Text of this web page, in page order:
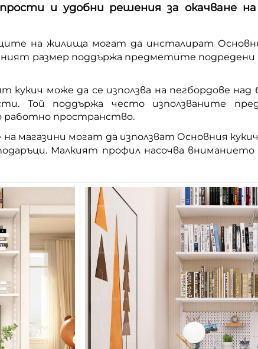
и удобни решения за окачване
на жилища могат да инсталират
размер поддържа предметите подредени
може да се използва на пегбордове над
Той поддържа често използваните
работно пространство.
магазини могат да използват Основния
Малкият профил насочва